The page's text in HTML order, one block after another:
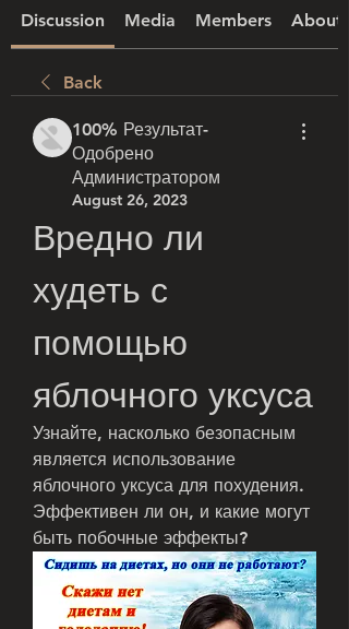
Discussion Media Members About
Back
100% Результат-
Одобрено
Администратором
August 26, 2023
Вредно ли
худеть с
помощью
яблочного уксуса
Узнайте, насколько безопасным
является использование
яблочного уксуса для похудения.
Эффективен ли он, и какие могут
быть побочные эффекты?